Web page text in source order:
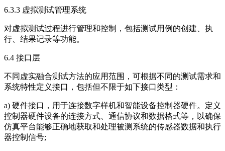
6.3.3 虚拟测试管理系统
对虚拟测试过程进行管理和控制，包括测试用例的创建、执
行、结果记录等功能。
6.4 接口层
不同虚实融合测试方法的应用范围，可根据不同的测试需求和
系统特性定义接口，包括但不限于如下接口类型：
a) 硬件接口，用于连接数字样机和智能设备控制器硬件。定义
控制器硬件设备的连接方式、通信协议和数据格式等，以确保
仿真平台能够正确地获取和处理被测系统的传感器数据和执行
器控制信号;